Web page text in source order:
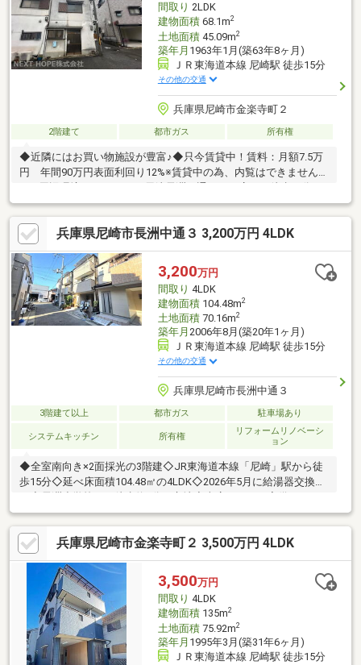
間取り 2LDK
建物面積68.1m2
土地面積45.09m2
築年月 1963年1月(築63年8ヶ月)
ＪＲ東海道本線 尼崎駅 徒歩15分
その他の交通
兵庫県尼崎市金楽寺町２
2階建て 都市ガス 所有権
◆近隣にはお買い物施設が豊富♪◆只今賃貸中！賃料：月額7.5万
円 年間90万円表面利回り12%※賃貸中の為、内覧はできません。
ルハドラッグ 尼崎金楽寺店まで徒歩５分スーパーマルハチ 金楽寺
店まで徒歩５分尼崎長洲郵便局まで徒歩７分ローソン 尼崎西長洲
町二丁目店まで徒歩９分
兵庫県尼崎市長洲中通３ 3,200万円 4LDK
3,200万円
間取り 4LDK
建物面積104.48m2
土地面積70.16m2
築年月 2006年8月(築20年1ヶ月)
ＪＲ東海道本線 尼崎駅 徒歩15分
その他の交通
兵庫県尼崎市長洲中通３
3階建て以上 都市ガス 駐車場あり
システムキッチン 所有権
リフォームリノベーシ
ョン
◆全室南向き×2面採光の3階建◇JR東海道本線「尼崎」駅から徒
歩15分◇延べ床面積104.48㎡の4LDK◇2026年5月に給湯器交換済
ドゥ！阪急伊丹駅前店物件選びから住宅ローンまで、住まい探し
を丁寧にサポート。見学予約もお気軽にご相談ください。＝＝＝
周辺環境＝＝＝●長洲小学校まで 徒歩約３分●小田中学校まで
徒歩約１０分●つくし保育園まで 徒歩約３分●ウエルシアまで
徒歩約６分●業務スーパーまで 徒歩約８分
兵庫県尼崎市金楽寺町２ 3,500万円 4LDK
3,500万円
間取り 4LDK
建物面積135m2
土地面積75.92m2
築年月 1995年3月(築31年6ヶ月)
ＪＲ東海道本線 尼崎駅 徒歩15分